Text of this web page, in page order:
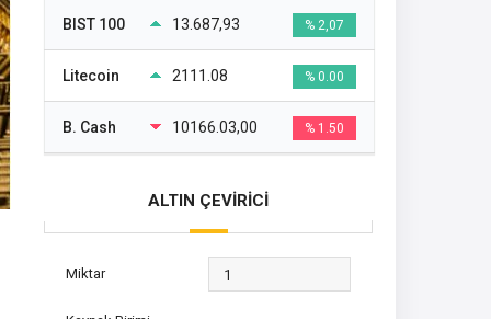
BIST 100 13.687,93 % 2,07
Litecoin 2111.08 % 0.00
B. Cash 10166.03,00 % 1.50
ALTIN ÇEVİRİCİ
Miktar